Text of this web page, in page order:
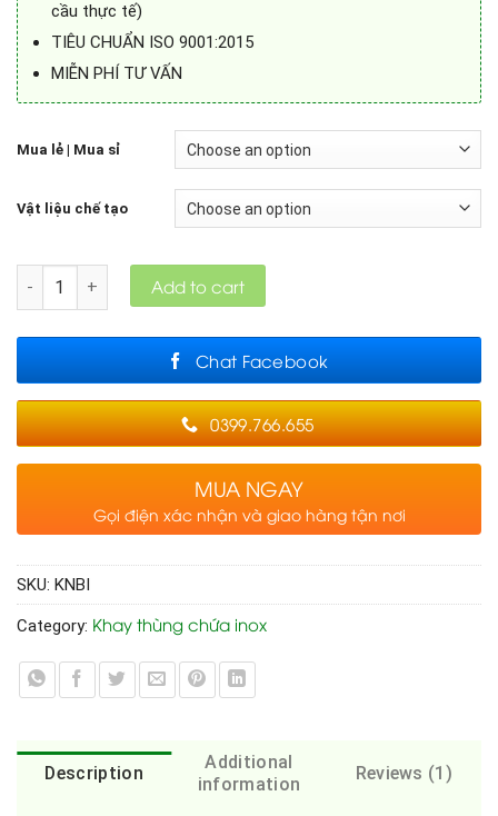
cầu thực tế)
TIÊU CHUẨN ISO 9001:2015
MIỄN PHÍ TƯ VẤN
Mua lẻ | Mua sỉ
Vật liệu chế tạo
Quantity Add to cart
Chat Facebook
0399.766.655
MUA NGAY
Gọi điện xác nhận và giao hàng tận nơi
SKU: KNBI
Category: Khay thùng chứa inox
Description
Additional
information
Reviews (1)